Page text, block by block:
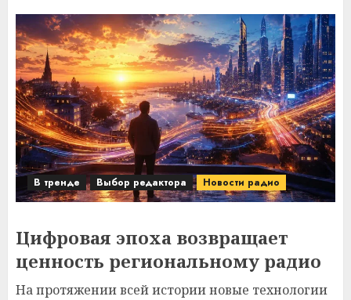
В тренде Выбор редактора Новости радио
Цифровая эпоха возвращает
ценность региональному радио
На протяжении всей истории новые технологии